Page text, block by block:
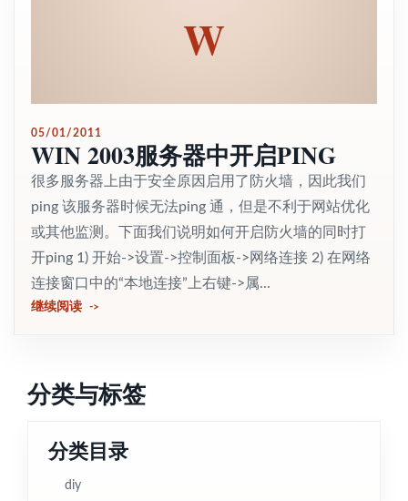
W
05/01/2011
WIN 2003服务器中开启PING
很多服务器上由于安全原因启用了防火墙，因此我们
ping 该服务器时候无法ping 通，但是不利于网站优化
或其他监测。下面我们说明如何开启防火墙的同时打
开ping 1) 开始->设置->控制面板->网络连接 2) 在网络
连接窗口中的“本地连接”上右键->属...
继续阅读
分类与标签
分类目录
diy